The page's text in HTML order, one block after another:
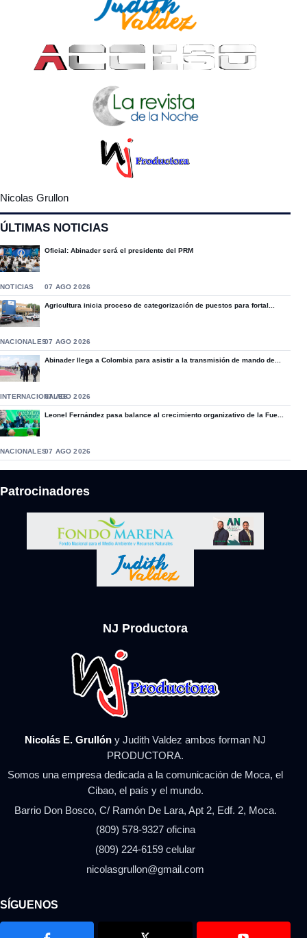
Nicolas Grullon
ÚLTIMAS NOTICIAS
Oficial: Abinader será el presidente del PRM
NOTICIAS 07 AGO 2026
Agricultura inicia proceso de categorización de puestos para fortal...
NACIONALES07 AGO 2026
Abinader llega a Colombia para asistir a la transmisión de mando de...
INTERNACIONALES07 AGO 2026
Leonel Fernández pasa balance al crecimiento organizativo de la Fue...
NACIONALES07 AGO 2026
Patrocinadores
NJ Productora
Nicolás E. Grullón y Judith Valdez ambos forman NJ
PRODUCTORA.
Somos una empresa dedicada a la comunicación de Moca, el
Cibao, el país y el mundo.
Barrio Don Bosco, C/ Ramón De Lara, Apt 2, Edf. 2, Moca.
(809) 578-9327 oficina
(809) 224-6159 celular
nicolasgrullon@gmail.com
SÍGUENOS